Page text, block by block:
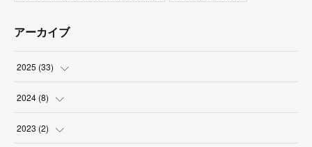
アーカイブ
2025 (33)
( )
( )
2024 (8)
( )
2023 (2)